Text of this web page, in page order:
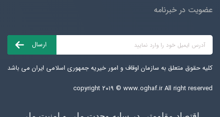
عضویت در خبرنامه
کلیه حقوق متعلق به سازمان اوقاف و امور خیریه جمهوری اسلامی ایران می باشد
copyright ۲۰۱۹ © www.oghaf.irAll right reserved